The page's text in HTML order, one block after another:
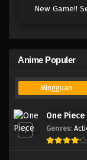
New Game!!
Anime Populer
Mingguan
1
One Piece
Genres: